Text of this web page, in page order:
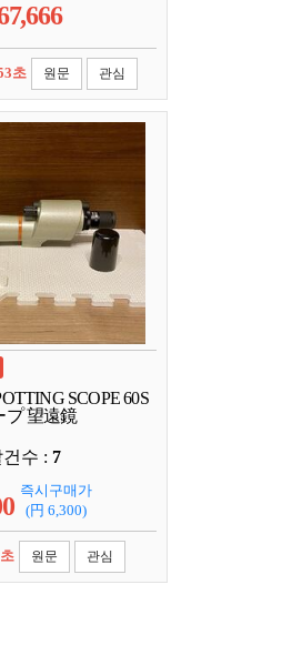
초 원문 관심
SCOPE 60S
プ 望遠鏡
수 : 7
즉시구매가
(円 6,300)
원문 관심